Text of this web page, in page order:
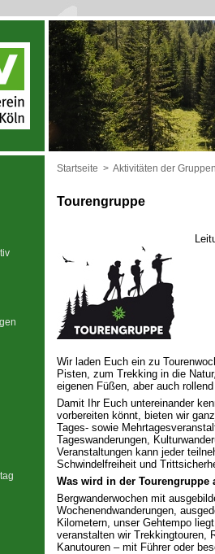
Startseite > Aktivitäten der
Tourengruppe
Wir laden Euch ein zu
Pisten, zum Trekking in die
eigenen Füßen, aber auch
Damit Ihr Euch untereinander
vorbereiten könnt, bieten wir
Tages- sowie
Tageswanderungen,
Veranstaltungen kann jeder
Schwindelfreiheit und
Was wird in der Tourengruppe
Bergwanderwochen mit
Wochenendwanderungen,
Kilometern, unser Gehtempo
veranstalten wir Trekkingtouren,
Kanutouren – mit Führer oder